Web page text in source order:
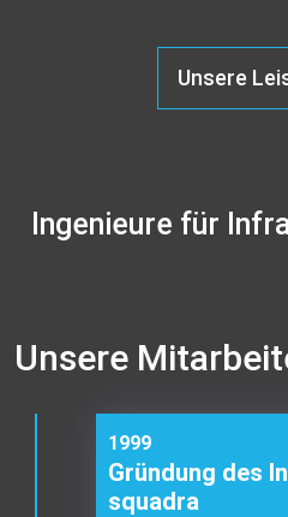
Unsere
Ingenieure für
Unsere
1999
Gründung des
squadra